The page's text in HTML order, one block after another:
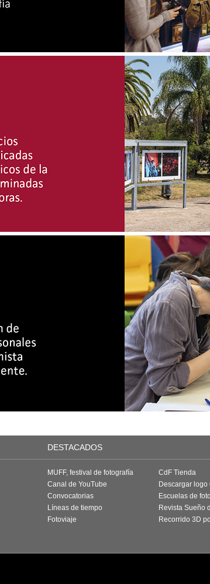
DESTACADOS
MUFF, festival de fotografía
Canal de YouTube
Convocatorias
Líneas de tiempo
Fotoviaje
CdF Tienda
Descargar logo
Escuelas de
Revista Sueño
Recorrido 3D